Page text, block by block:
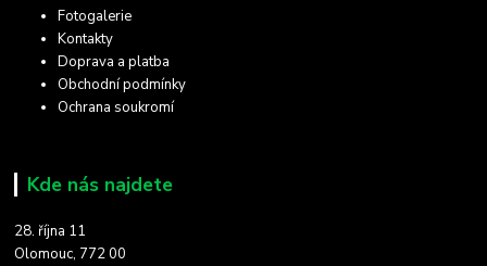
Fotogalerie
Kontakty
Doprava a platba
Obchodní podmínky
Ochrana soukromí
Kde nás najdete
28. října 11
Olomouc, 772 00